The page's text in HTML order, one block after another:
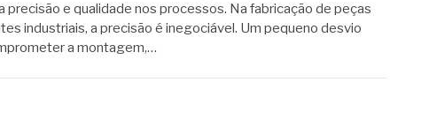
precisão e qualidade nos processos. Na fabricação de peças
industriais, a precisão é inegociável. Um pequeno desvio
a montagem,…